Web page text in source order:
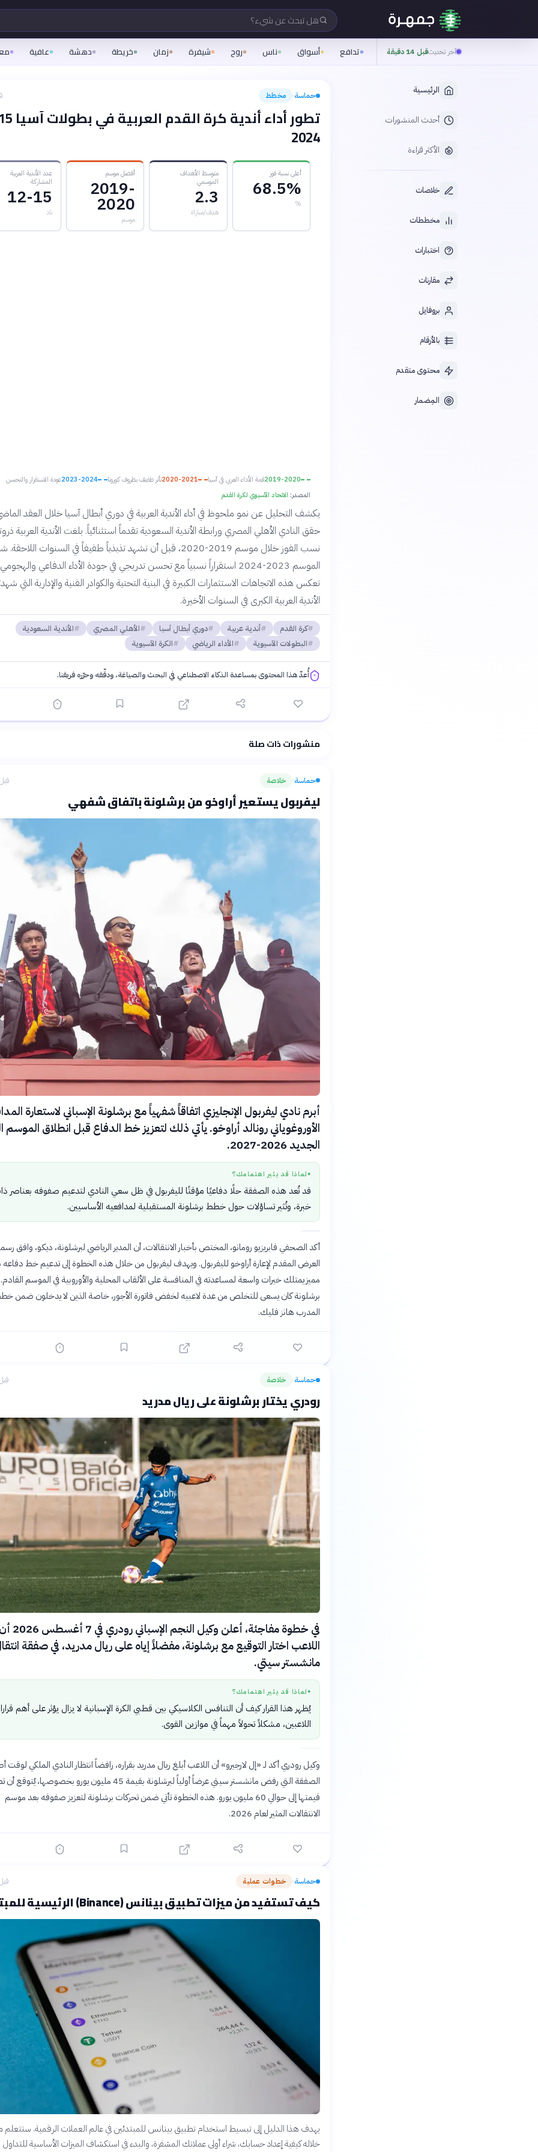
هل تبحث عن شيء؟
آخر تحديثقبل 14 دقيقة تدافع أسواق ناس روح شيفرة زمان خريطة دهشة عافية
الرئيسية
أحدث المنشورات
الأكثر قراءة
خلاصات
مخططات
اختبارات
مقارنات
بروفايل
بالأرقام
محتوى متقدم
المِضمار
حماسة› مخطط
2024
أعلى نسبة فوز
68.5%
%
متوسط الأهداف
الموسمي
2.3
هدف/مباراة
أفضل موسم
2019-
2020
موسم
عدد الأندية العربية
المشاركة
12-15
ناد
2019-2020قمة الأداء العربي في آسيا 2020-2021تأثر طفيف بظروف كورونا 2023-2024عودة الاستقرار والتحسن
المصدر: الاتحاد الآسيوي لكرة القدم
يكشف التحليل عن نمو ملحوظ في أداء الأندية العربية في دوري أبطال آسيا خلال العقد
حقق النادي الأهلي المصري ورابطة الأندية السعودية تقدماً استثنائياً. بلغت الأندية العربية
نسب الفوز خلال موسم 2019-2020، قبل أن تشهد تذبذباً طفيفاً في السنوات
الموسم 2023-2024 استقراراً نسبياً مع تحسن تدريجي في جودة الأداء الدفاعي
تعكس هذه الاتجاهات الاستثمارات الكبيرة في البنية التحتية والكوادر الفنية والإدارية التي
الأندية العربية الكبرى في السنوات الأخيرة.
كرة القدم أندية عربية دوري أبطال آسيا الأهلي المصري
الأندية السعودية
البطولات الآسيوية
الأداء الرياضي الكرة الآسيوية
أُعدّ هذا المحتوى بمساعدة الذكاء الاصطناعي في البحث والصياغة، ودقّقه وحرّره فريقنا.
منشورات ذات صلة
حماسة› خلاصة قبل 3
ليفربول يستعير أراوخو من برشلونة باتفاق شفهي
أبرم نادي ليفربول الإنجليزي اتفاقاً شفهياً مع برشلونة الإسباني لاستعارة
الأوروغوياني رونالد أراوخو. يأتي ذلك لتعزيز خط الدفاع قبل انطلاق الموسم
الجديد 2026-2027.
● لماذا قد يثير اهتمامك؟
قد تُعد هذه الصفقة حلًا دفاعيًا مؤقتًا لليفربول في ظل سعي النادي لتدعيم صفوفه بعناصر
خبرة، وتُثير تساؤلات حول خطط برشلونة المستقبلية لمدافعيه الأساسيين.
أكد الصحفي فابريزيو رومانو، المختص بأخبار الانتقالات، أن المدير الرياضي لبرشلونة، ديكو، وافق
العرض المقدم لإعارة أراوخو لليفربول. ويهدف ليفربول من خلال هذه الخطوة إلى تدعيم خط دفاعه
مميز يمتلك خبرات واسعة لمساعدته في المنافسة على الألقاب المحلية والأوروبية في الموسم القادم.
برشلونة كان يسعى للتخلص من عدة لاعبيه لخفض فاتورة الأجور، خاصة الذين لا يدخلون ضمن
المدرب هانز فليك.
حماسة› خلاصة قبل 11
رودري يختار برشلونة على ريال مدريد
في خطوة مفاجئة، أعلن وكيل النجم
اللاعب اختار التوقيع مع برشلونة، مفضلاً إياه على ريال مدريد، في صفقة
مانشستر سيتي.
● لماذا قد يثير اهتمامك؟
يُظهر هذا القرار كيف أن التنافس الكلاسيكي بين قطبي الكرة الإسبانية لا يزال يؤثر على أهم
اللاعبين، مشكلاً تحولاً مهماً في موازين القوى.
وكيل رودري أكد لـ «إل لارجيرو» أن اللاعب أبلغ ريال مدريد بقراره، رافضاً انتظار النادي الملكي لوقت
الصفقة التي رفض مانشستر سيتي عرضاً أولياً لبرشلونة بقيمة 45 مليون يورو بخصوصها،
قيمتها إلى حوالي 60 مليون يورو. هذه الخطوة تأتي ضمن تحركات برشلونة لتعزيز صفوفه بعد موسم
الانتقالات المثير لعام 2026.
حماسة› خطوات عملية قبل 15
كيف تستفيد من ميزات تطبيق بينانس (Binance) الرئيسية للمبتدئين
يهدف هذا الدليل إلى تبسيط استخدام تطبيق بينانس للمبتدئين في عالم العملات الرقمية.
خلاله كيفية إعداد حسابك، شراء أولى عملاتك المشفرة، والبدء في استكشاف الميزات الأساسية للتداول